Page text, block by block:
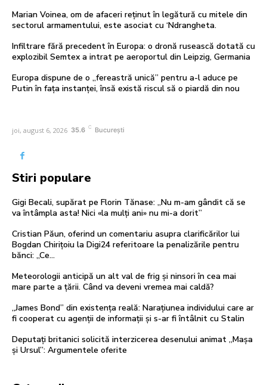
Marian Voinea, om de afaceri reținut în legătură cu mitele din
sectorul armamentului, este asociat cu ‘Ndrangheta.
Infiltrare fără precedent în Europa: o dronă rusească dotată cu
explozibil Semtex a intrat pe aeroportul din Leipzig, Germania
Europa dispune de o „fereastră unică” pentru a-l aduce pe
Putin în fața instanței, însă există riscul să o piardă din nou
joi, august 6, 2026 35.6 C București
Stiri populare
Gigi Becali, supărat pe Florin Tănase: „Nu m-am gândit că se
va întâmpla asta! Nici «la mulți ani» nu mi-a dorit”
Cristian Păun, oferind un comentariu asupra clarificărilor lui
Bogdan Chirițoiu la Digi24 referitoare la penalizările pentru
bănci: „Ce…
Meteorologii anticipă un alt val de frig și ninsori în cea mai
mare parte a țării. Când va deveni vremea mai caldă?
„James Bond” din existența reală: Narațiunea individului care ar
fi cooperat cu agenții de informații și s-ar fi întâlnit cu Stalin
Deputați britanici solicită interzicerea desenului animat „Mașa
și Ursul”: Argumentele oferite